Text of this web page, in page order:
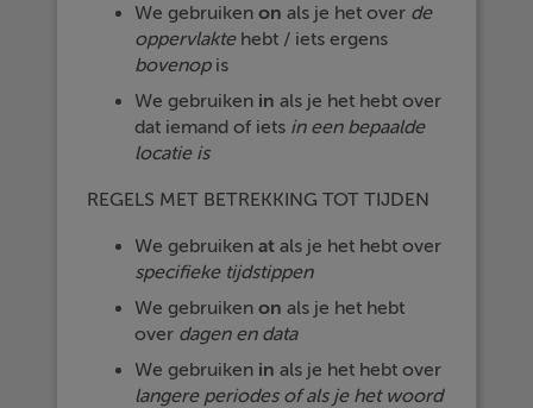
We gebruikenon als je het over de
oppervlaktehebt / iets ergens
bovenopis
We gebruiken in als je het hebt over
dat iemand of iets in een bepaalde
locatie is
REGELS MET BETREKKING TOT TIJDEN
We gebruikenat als je het hebt over
specifieke tijdstippen
We gebruikenon als je het hebt
over dagen en data
We gebruiken in als je het hebt over
langere periodes of als je het woord